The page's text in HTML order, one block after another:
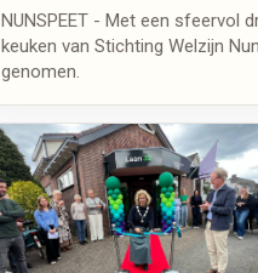
NUNSPEET - Met een sfeervol
keuken van Stichting Welzijn
genomen.